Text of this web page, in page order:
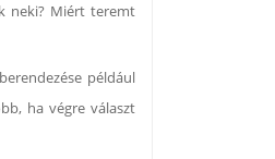
neki? Miért teremt
például
ha végre választ